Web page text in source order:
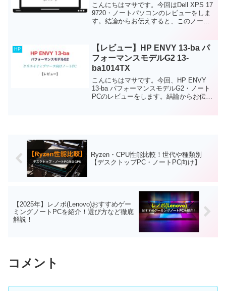
こんにちはマサです。今回はDell XPS 17
9720・ノートパソコンのレビューをしま
す。結論からお伝えすると、このノート
ディスプレイで、キレイな映像出力が...
HP
【レビュー】HP ENVY 13-ba パ
フォーマンスモデルG2 13-
ba1014TX
こんにちはマサです。今回、HP ENVY
13-ba パフォーマンスモデルG2・ノート
PCのレビューをします。結論からお伝え
Ryzen・CPU性能比較！世代や種類別
【デスクトップPC・ノートPC向け】
【2025年】レノボ(Lenovo)おすすめゲー
ミングノートPCを紹介！選び方など徹底
解説！
コメント